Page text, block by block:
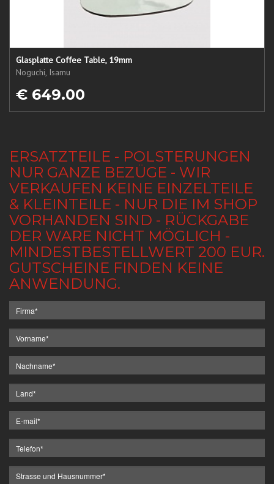
Glasplatte Coffee Table, 19mm
Noguchi, Isamu
€ 649.00
ERSATZTEILE - POLSTERUNGEN
NUR GANZE BEZÜGE - WIR
VERKAUFEN KEINE EINZELTEILE
& KLEINTEILE - NUR DIE IM SHOP
VORHANDEN SIND - RÜCKGABE
DER WARE NICHT MÖGLICH -
MINDESTBESTELLWERT 200 EUR.
GUTSCHEINE FINDEN KEINE
ANWENDUNG.